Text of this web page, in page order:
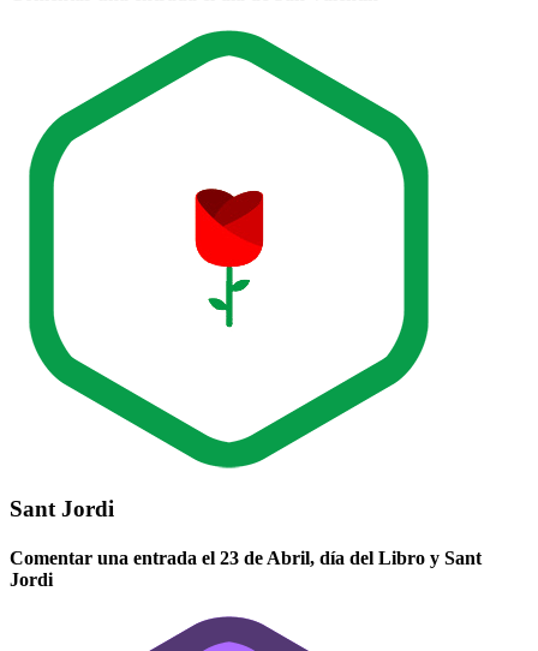
Sant Jordi
Comentar una entrada el 23 de Abril, día del Libro y Sant
Jordi